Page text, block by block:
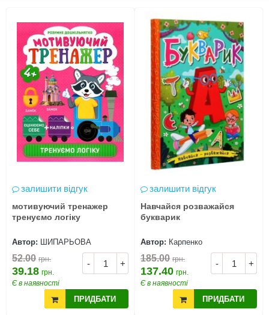
залишити відгук
мотивуючий тренажер
тренуємо логіку
Автор: ШИПАРЬОВА
- +
52.00 грн.
39.18 грн.
Є в наявності
ПРИДБАТИ
залишити відгук
Навчайся розважайся
букварик
Автор: Карпенко
- +
185.00 грн.
137.40 грн.
Є в наявності
ПРИДБАТИ